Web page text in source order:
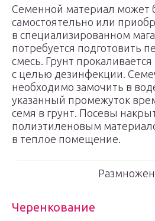
Семенной материал может
самостоятельно или
в специализированном
потребуется подготовить
смесь. Грунт
с целью дезинфекции.
необходимо замочить в
указанный промежуток
семя в грунт. Посевы
полиэтиленовым
в теплое помещение.
Черенкование